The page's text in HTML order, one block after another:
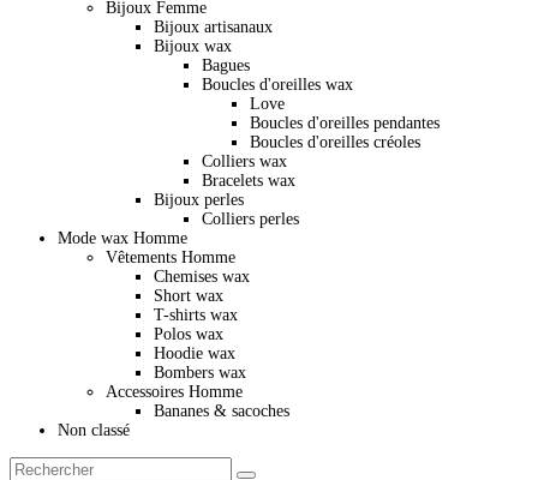
Bijoux Femme
Bijoux artisanaux
Bijoux wax
Bagues
Boucles d'oreilles wax
Love
Boucles d'oreilles pendantes
Boucles d'oreilles créoles
Colliers wax
Bracelets wax
Bijoux perles
Colliers perles
Mode wax Homme
Vêtements Homme
Chemises wax
Short wax
T-shirts wax
Polos wax
Hoodie wax
Bombers wax
Accessoires Homme
Bananes & sacoches
Non classé